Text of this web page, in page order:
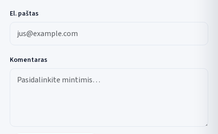
El. paštas
Komentaras